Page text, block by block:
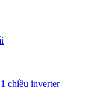
chiều inverter